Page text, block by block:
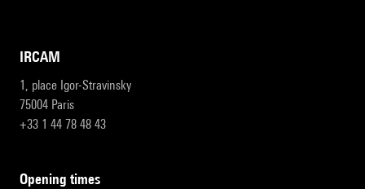
IRCAM
1, place Igor-Stravinsky
75004 Paris
+33 1 44 78 48 43
opening times